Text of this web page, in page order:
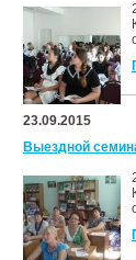
23.09.2015
Выездной